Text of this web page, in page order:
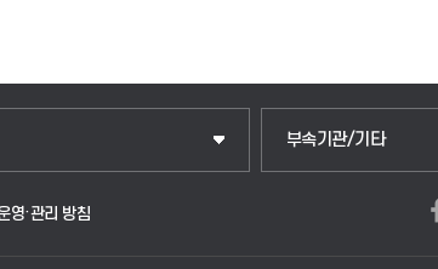
부속기관/기타
중앙도서관
영·관리 방침